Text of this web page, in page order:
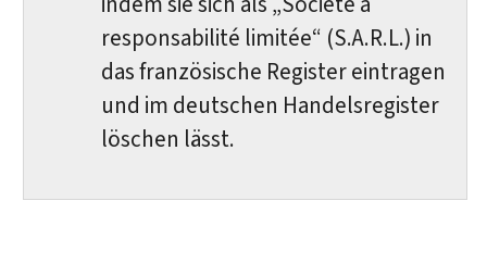
responsabilité limitée“ (S.A.R.L.) in
das französische Register eintragen
und im deutschen Handelsregister
löschen lässt.